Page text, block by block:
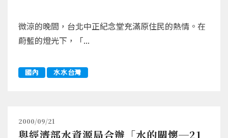
微涼的晚間，台北中正紀念堂充滿原住民的熱情。在
蔚藍的燈光下，「...
國內 水水台灣
2000/09/21
與經濟部水資源局合辦「水的關懷─21